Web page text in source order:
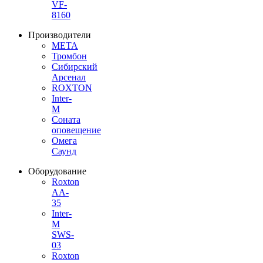
VF-
8160
Производители
МЕТА
Тромбон
Сибирский
Арсенал
ROXTON
Inter-
M
Соната
оповещение
Омега
Саунд
Оборудование
Roxton
AA-
35
Inter-
M
SWS-
03
Roxton